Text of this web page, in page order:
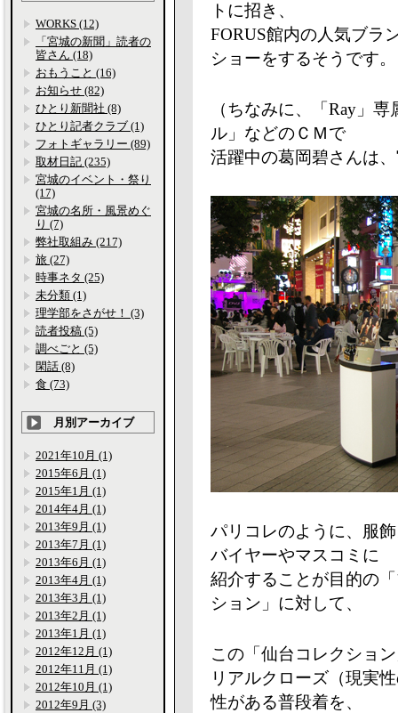
トに招き、
FORUS館内の人気ブラ
ショーをするそうです。
（ちなみに、「Ray」
ル」などのＣＭで
活躍中の葛岡碧さんは
パリコレのように、服
バイヤーやマスコミに
紹介することが目的の
ション」に対して、
この「仙台コレクショ
リアルクローズ（現実
性がある普段着を、
WORKS (12)
「宮城の新聞」読者の
皆さん (18)
おもうこと (16)
お知らせ (82)
ひとり新聞社 (8)
ひとり記者クラブ (1)
フォトギャラリー (89)
取材日記 (235)
宮城のイベント・祭り
(17)
宮城の名所・風景めぐ
り (7)
弊社取組み (217)
旅 (27)
時事ネタ (25)
未分類 (1)
理学部をさがせ！ (3)
読者投稿 (5)
調べごと (5)
閑話 (8)
食 (73)
月別アーカイブ
2021年10月 (1)
2015年6月 (1)
2015年1月 (1)
2014年4月 (1)
2013年9月 (1)
2013年7月 (1)
2013年6月 (1)
2013年4月 (1)
2013年3月 (1)
2013年2月 (1)
2013年1月 (1)
2012年12月 (1)
2012年11月 (1)
2012年10月 (1)
2012年9月 (3)